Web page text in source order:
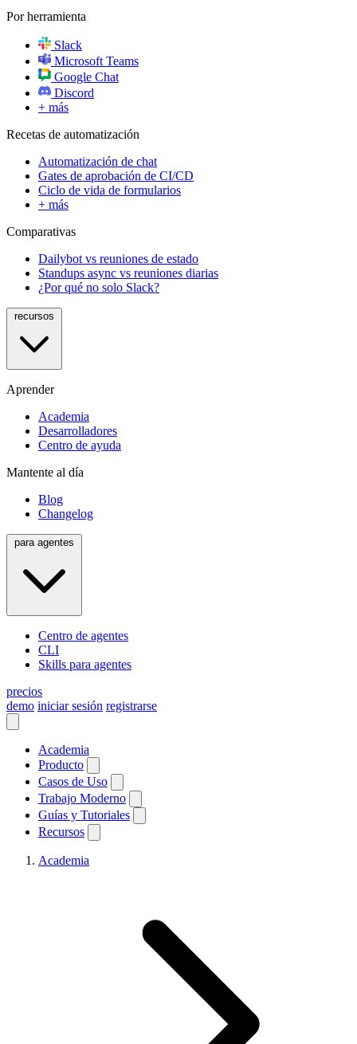
Por herramienta
Slack
Microsoft Teams
Google Chat
Discord
+ más
Recetas de automatización
Automatización de chat
Gates de aprobación de CI/CD
Ciclo de vida de formularios
+ más
Comparativas
Dailybot vs reuniones de estado
Standups async vs reuniones diarias
¿Por qué no solo Slack?
Aprender
Academia
Desarrolladores
Centro de ayuda
Mantente al día
Blog
Changelog
Centro de agentes
CLI
Skills para agentes
precios
demo iniciar sesión registrarse
Academia
Producto
Casos de Uso
Trabajo Moderno
Guías y Tutoriales
Recursos
Academia